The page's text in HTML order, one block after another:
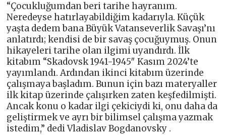
“Çocukluğumdan beri tarihe hayranım.
Neredeyse hatırlayabildiğim kadarıyla. Küçük
yaşta dedem bana Büyük Vatanseverlik Savaşı’nı
anlatırdı; kendisi de bir savaş çocuğuymuş. Onun
hikayeleri tarihe olan ilgimi uyandırdı. İlk
kitabım “Skadovsk 1941-1945″ Kasım 2024’te
yayımlandı. Ardından ikinci kitabım üzerinde
çalışmaya başladım. Bunun için bazı materyaller
ilk kitap üzerinde çalışırken zaten keşfedilmişti.
Ancak konu o kadar ilgi çekiciydi ki, onu daha da
geliştirmek ve ayrı bir bilimsel çalışma yazmak
istedim,” dedi Vladislav Bogdanovsky .